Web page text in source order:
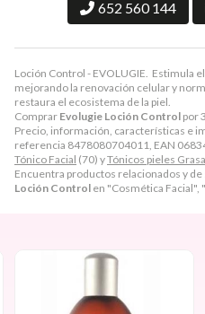
Loción Control - EVOLUGIE. Estimula
mejorando la renovación celular y
restaura el ecosistema de la piel.
Comprar Evolugie Loción Control por
Precio, información, características e
referencia 8478080704011, EAN
Tónico Facial (70) yTónicos pieles
Encuentra productos relacionados y
Loción Control en "Cosmética Facial",
652 560 144